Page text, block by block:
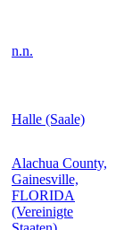
n.n.
Halle (Saale)
Alachua County,
Gainesville,
FLORIDA
(Vereinigte